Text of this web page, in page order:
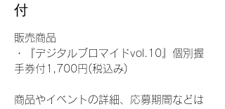
付
販売商品
・『デジタルブロマイドvol.10』個別握
手券付1,700円(税込み)
商品やイベントの詳細、応募期間などは